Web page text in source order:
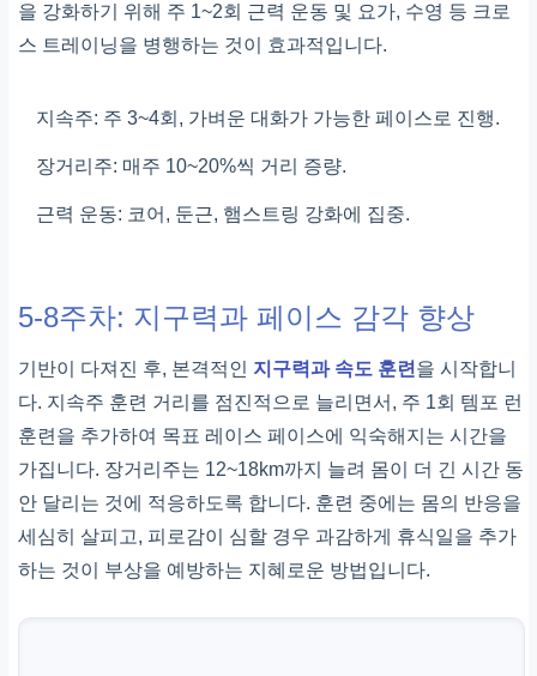
을 강화하기 위해 주 1~2회 근력 운동 및 요가, 수영 등 크로
스 트레이닝을 병행하는 것이 효과적입니다.
지속주: 주 3~4회, 가벼운 대화가 가능한 페이스로 진행.
장거리주: 매주 10~20%씩 거리 증량.
근력 운동: 코어, 둔근, 햄스트링 강화에 집중.
5-8주차: 지구력과 페이스 감각 향상
기반이 다져진 후, 본격적인 지구력과 속도 훈련 을 시작합니
다. 지속주 훈련 거리를 점진적으로 늘리면서, 주 1회 템포 런
훈련을 추가하여 목표 레이스 페이스에 익숙해지는 시간을
가집니다. 장거리주는 12~18km까지 늘려 몸이 더 긴 시간 동
안 달리는 것에 적응하도록 합니다. 훈련 중에는 몸의 반응을
세심히 살피고, 피로감이 심할 경우 과감하게 휴식일을 추가
하는 것이 부상을 예방하는 지혜로운 방법입니다.